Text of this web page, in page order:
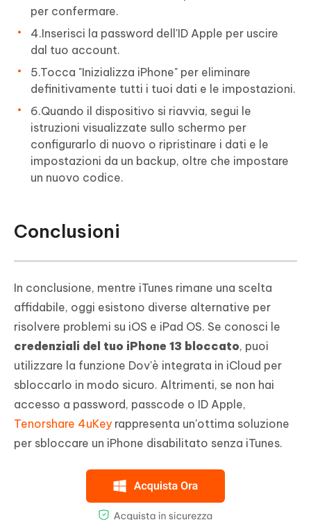
per confermare.
4.Inserisci la password dell'ID Apple per uscire
dal tuo account.
5.Tocca "Inizializza iPhone" per eliminare
definitivamente tutti i tuoi dati e le impostazioni.
6.Quando il dispositivo si riavvia, segui le
istruzioni visualizzate sullo schermo per
configurarlo di nuovo o ripristinare i dati e le
impostazioni da un backup, oltre che impostare
un nuovo codice.
Conclusioni
In conclusione, mentre iTunes rimane una scelta
affidabile, oggi esistono diverse alternative per
risolvere problemi su iOS e iPad OS. Se conosci le
credenziali del tuo iPhone 13 bloccato, puoi
utilizzare la funzione Dov'è integrata in iCloud per
sbloccarlo in modo sicuro. Altrimenti, se non hai
accesso a password, passcode o ID Apple,
Tenorshare 4uKey rappresenta un'ottima soluzione
per sbloccare un iPhone disabilitato senza iTunes.